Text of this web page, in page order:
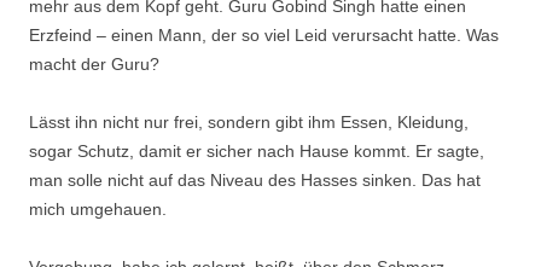
mehr aus dem Kopf geht. Guru Gobind Singh hatte einen
Erzfeind – einen Mann, der so viel Leid verursacht hatte. Was
macht der Guru?
Lässt ihn nicht nur frei, sondern gibt ihm Essen, Kleidung,
sogar Schutz, damit er sicher nach Hause kommt. Er sagte,
man solle nicht auf das Niveau des Hasses sinken. Das hat
mich umgehauen.